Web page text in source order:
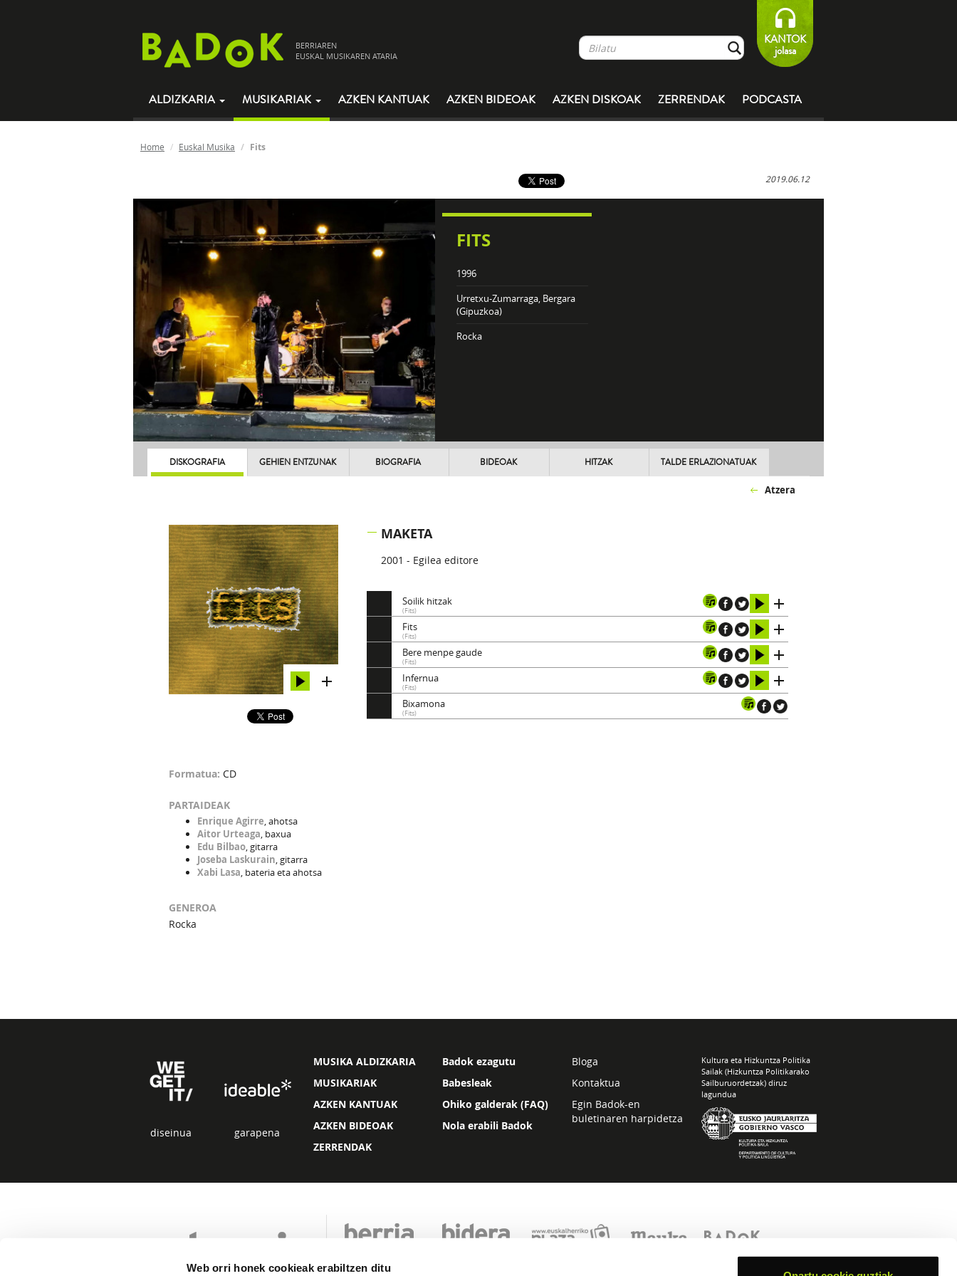
Web orri honek cookieak erabiltzen ditu
BERRIAREN
EUSKAL MUSIKAREN ATARIA
KANTOK
jolasa
ALDIZKARIA MUSIKARIAK AZKEN KANTUAK AZKEN BIDEOAK AZKEN DISKOAK ZERRENDAK PODCASTA
Home Euskal Musika Fits
2019.06.12
FITS
1996
Urretxu-Zumarraga, Bergara
(Gipuzkoa)
Rocka
DISKOGRAFIA GEHIEN ENTZUNAK BIOGRAFIA BIDEOAK HITZAK TALDE ERLAZIONATUAK
Atzera
Formatua: CD
PARTAIDEAK
Enrique Agirre, ahotsa
Aitor Urteaga, baxua
Edu Bilbao, gitarra
Joseba Laskurain, gitarra
Xabi Lasa, bateria eta ahotsa
GENEROA
Rocka
MAKETA
2001 - Egilea editore
Soilik hitzak
(Fits)
Fits
(Fits)
Bere menpe gaude
(Fits)
Infernua
(Fits)
Bixamona
(Fits)
diseinua garapena
MUSIKA ALDIZKARIA
MUSIKARIAK
AZKEN KANTUAK
AZKEN BIDEOAK
ZERRENDAK
Badok ezagutu
Babesleak
Ohiko galderak (FAQ)
Nola erabili Badok
Bloga
Kontaktua
Egin Badok-en
buletinaren harpidetza
Kultura eta Hizkuntza Politika
Sailak (Hizkuntza Politikarako
Sailburuordetzak) diruz
lagundua